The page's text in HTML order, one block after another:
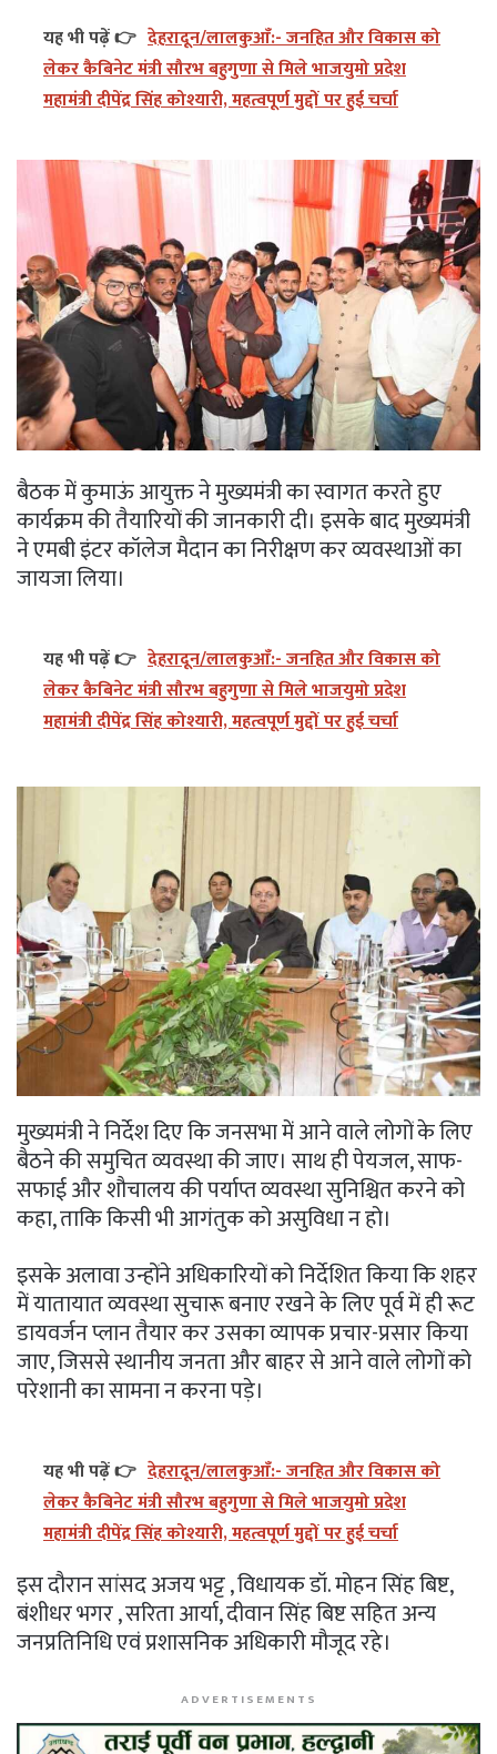
यह भी पढ़ें 👉 देहरादून/लालकुआँ:- जनहित और विकास को
लेकर कैबिनेट मंत्री सौरभ बहुगुणा से मिले भाजयुमो प्रदेश
महामंत्री दीपेंद्र सिंह कोश्यारी, महत्वपूर्ण मुद्दों पर हुई चर्चा
बैठक में कुमाऊं आयुक्त ने मुख्यमंत्री का स्वागत करते हुए
कार्यक्रम की तैयारियों की जानकारी दी। इसके बाद मुख्यमंत्री
ने एमबी इंटर कॉलेज मैदान का निरीक्षण कर व्यवस्थाओं का
जायजा लिया।
यह भी पढ़ें 👉 देहरादून/लालकुआँ:- जनहित और विकास को
लेकर कैबिनेट मंत्री सौरभ बहुगुणा से मिले भाजयुमो प्रदेश
महामंत्री दीपेंद्र सिंह कोश्यारी, महत्वपूर्ण मुद्दों पर हुई चर्चा
मुख्यमंत्री ने निर्देश दिए कि जनसभा में आने वाले लोगों के लिए
बैठने की समुचित व्यवस्था की जाए। साथ ही पेयजल, साफ-
सफाई और शौचालय की पर्याप्त व्यवस्था सुनिश्चित करने को
कहा, ताकि किसी भी आगंतुक को असुविधा न हो।
इसके अलावा उन्होंने अधिकारियों को निर्देशित किया कि शहर
में यातायात व्यवस्था सुचारू बनाए रखने के लिए पूर्व में ही रूट
डायवर्जन प्लान तैयार कर उसका व्यापक प्रचार-प्रसार किया
जाए, जिससे स्थानीय जनता और बाहर से आने वाले लोगों को
परेशानी का सामना न करना पड़े।
यह भी पढ़ें 👉 देहरादून/लालकुआँ:- जनहित और विकास को
लेकर कैबिनेट मंत्री सौरभ बहुगुणा से मिले भाजयुमो प्रदेश
महामंत्री दीपेंद्र सिंह कोश्यारी, महत्वपूर्ण मुद्दों पर हुई चर्चा
इस दौरान सांसद अजय भट्ट , विधायक डॉ. मोहन सिंह बिष्ट,
बंशीधर भगर , सरिता आर्या, दीवान सिंह बिष्ट सहित अन्य
जनप्रतिनिधि एवं प्रशासनिक अधिकारी मौजूद रहे।
ADVERTISEMENTS